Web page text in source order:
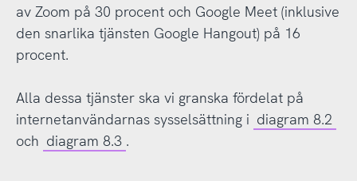
av Zoom på 30 procent och Google Meet (inklusive
den snarlika tjänsten Google Hangout) på 16
procent.
Alla dessa tjänster ska vi granska fördelat på
internetanvändarnas sysselsättning i diagram 8.2
och diagram 8.3 .